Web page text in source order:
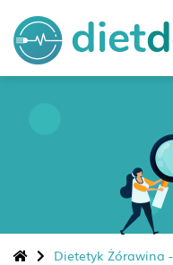
Dietetyk Żórawina